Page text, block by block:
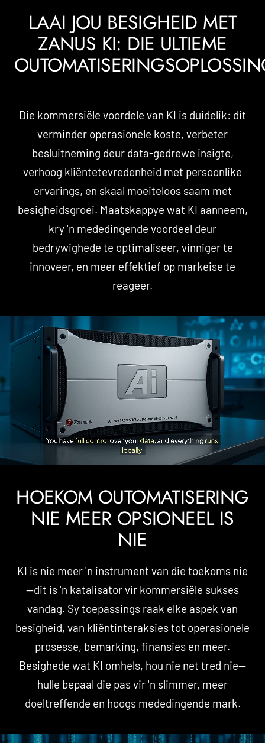
LAAI JOU BESIGHEID MET
ZANUS KI: DIE ULTIEME
Die kommersiële voordele van KI is duidelik: dit
verminder operasionele koste, verbeter
besluitneming deur data-gedrewe insigte,
verhoog kliëntetevredenheid met persoonlike
ervarings, en skaal moeiteloos saam met
besigheidsgroei. Maatskappye wat KI aanneem,
kry 'n mededingende voordeel deur
bedrywighede te optimaliseer, vinniger te
innoveer, en meer effektief op markeise te
reageer.
HOEKOM OUTOMATISERING
NIE MEER OPSIONEEL IS
NIE
KI is nie meer 'n instrument van die toekoms nie
—dit is 'n katalisator vir kommersiële sukses
vandag. Sy toepassings raak elke aspek van
besigheid, van kliëntinteraksies tot operasionele
prosesse, bemarking, finansies en meer.
Besighede wat KI omhels, hou nie net tred nie—
hulle bepaal die pas vir 'n slimmer, meer
doeltreffende en hoogs mededingende mark.